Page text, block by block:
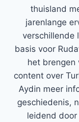
thuisland
jarenlange
verschillende
basis voor
het brengen
content over
Aydin meer
geschiedenis,
leidend